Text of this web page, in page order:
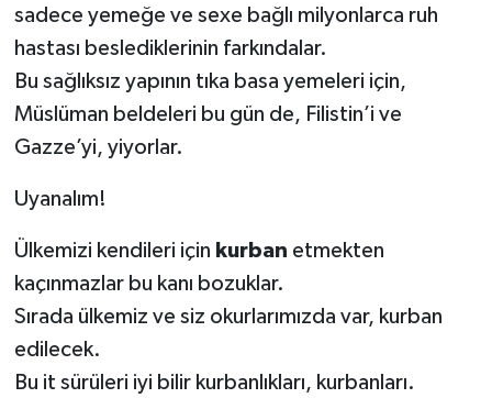
sadece yemeğe ve sexe bağlı milyonlarca ruh
hastası beslediklerinin farkındalar.
Bu sağlıksız yapının tıka basa yemeleri için,
Müslüman beldeleri bu gün de, Filistin’i ve
Gazze’yi, yiyorlar.
Uyanalım!
Ülkemizi kendileri için kurban etmekten
kaçınmazlar bu kanı bozuklar.
Sırada ülkemiz ve siz okurlarımızda var, kurban
edilecek.
Bu it sürüleri iyi bilir kurbanlıkları, kurbanları.